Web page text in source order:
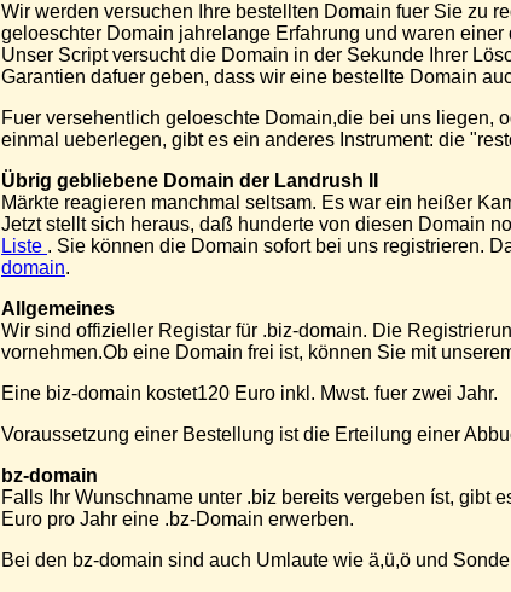
Wir werden versuchen Ihre bestellten Domain fuer Sie zu
geloeschter Domain jahrelange Erfahrung und waren
Unser Script versucht die Domain in der Sekunde Ihrer
Garantien dafuer geben, dass wir eine bestellte Domain
Fuer versehentlich geloeschte Domain,die bei uns liegen,
einmal ueberlegen, gibt es ein anderes Instrument: die
Übrig gebliebene Domain der Landrush II
Märkte reagieren manchmal seltsam. Es war ein heißer
Jetzt stellt sich heraus, daß hunderte von diesen Domain
Liste . Sie können die Domain sofort bei uns registrieren.
domain.
Allgemeines
Wir sind offizieller Registar für .biz-domain. Die
vornehmen.Ob eine Domain frei ist, können Sie mit
Eine biz-domain kostet120 Euro inkl. Mwst. fuer zwei Jahr.
Voraussetzung einer Bestellung ist die Erteilung einer
bz-domain
Falls Ihr Wunschname unter .biz bereits vergeben íst, gibt
Euro pro Jahr eine .bz-Domain erwerben.
Bei den bz-domain sind auch Umlaute wie ä,ü,ö und